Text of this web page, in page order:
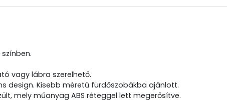
vagy lábra szerelhető.
design. Kisebb méretű fürdőszobákba ajánlott.
mely műanyag ABS réteggel lett megerősítve.